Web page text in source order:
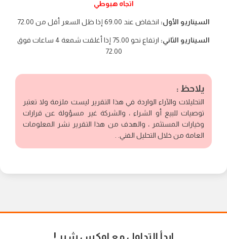
اتجاه هبوطي
السيناريو الأول: انخفاض عند 69.00 إذا ظل السعر أقل من 72.00
السيناريو الثاني:
ارتفاع نحو 75.00 إذا أغلقت شمعة 4 ساعات فوق
72.00
يلاحظ :
التحليلات والآراء الواردة في هذا التقرير ليست ملزمة ولا تعتبر
توصيات للبيع أو الشراء ، والشركة غير مسؤولة عن قرارات
وخيارات المستثمر ، والهدف من هذا التقرير نشر المعلومات
العامة من خلال التحليل الفني. .
ابدأ التداول مع اوكس شير !